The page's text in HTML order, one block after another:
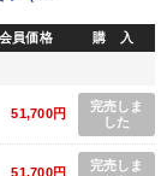
会員価格 購 入
51,700円
完売しま
した
51,700円
完売しま